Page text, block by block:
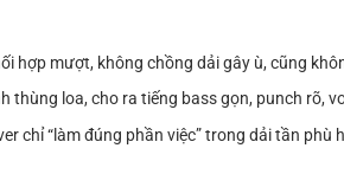
hợp mượt, không chồng dải gây ù, cũng
thùng loa, cho ra tiếng bass gọn, punch rõ,
chỉ “làm đúng phần việc” trong dải tần phù